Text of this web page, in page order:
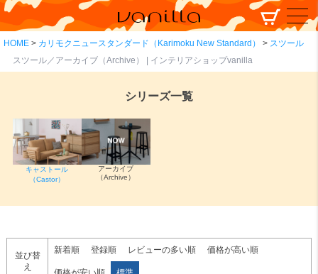
HOME カリモクニュースタンダード（Karimoku New Standard）
スツール
スツール／アーカイブ（Archive） | インテリアショップvanilla
シリーズ一覧
キャストール
（Castor）
アーカイブ
（Archive）
並び替
え
新着順 登録順 レビューの多い順 価格が高い順